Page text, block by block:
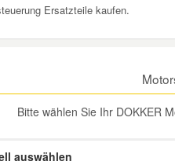
Ersatzteile kaufen.
Bitte wählen Sie Ihr DOKKER
auswählen